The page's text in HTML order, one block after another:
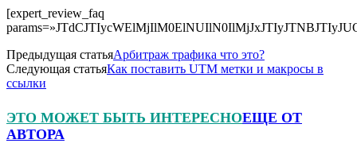
[expert_review_faq
Предыдущая статьяАрбитраж трафика что это?
Следующая статьяКак поставить UTM метки и макросы в
ссылки
ЭТО МОЖЕТ БЫТЬ ИНТЕРЕСНОЕЩЕ ОТ
АВТОРА